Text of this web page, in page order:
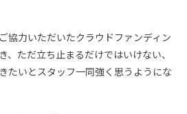
協力いただいたクラウドファンディン
、ただ立ち止まるだけではいけない、
たいとスタッフ一同強く思うようにな